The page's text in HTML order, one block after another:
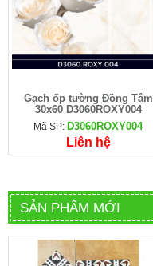
Gạch ốp tường Đồng Tâm
30x60 D3060ROXY004
Mã SP: D3060ROXY004
Liên hệ
SẢN PHẨM MỚI